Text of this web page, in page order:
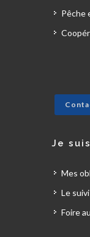
Pêche
Je
Mes
Le
Foire